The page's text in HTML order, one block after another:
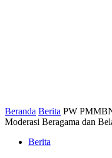
Beranda Berita PW
Moderasi Beragama dan
Berita